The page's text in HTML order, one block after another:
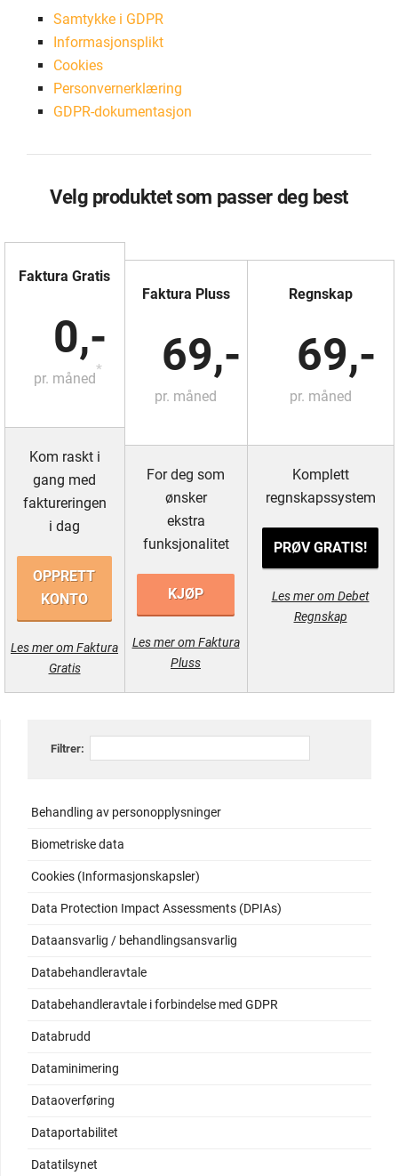
Samtykke i GDPR
Informasjonsplikt
Cookies
Personvernerklæring
GDPR-dokumentasjon
Velg produktet som passer deg best
Faktura Gratis
0,-
pr. måned
*
Kom raskt i
gang med
faktureringen
i dag
OPPRETT
KONTO
Les mer om Faktura
Gratis
Faktura Pluss
69,-
pr. måned
For deg som
ønsker
ekstra
funksjonalitet
KJØP
Les mer om Faktura
Pluss
Regnskap
69,-
pr. måned
Komplett
regnskapssystem
PRØV GRATIS!
Les mer om Debet
Regnskap
Filtrer:
Behandling av personopplysninger
Biometriske data
Cookies (Informasjonskapsler)
Data Protection Impact Assessments (DPIAs)
Dataansvarlig / behandlingsansvarlig
Databehandleravtale
Databehandleravtale i forbindelse med GDPR
Databrudd
Dataminimering
Dataoverføring
Dataportabilitet
Datatilsynet